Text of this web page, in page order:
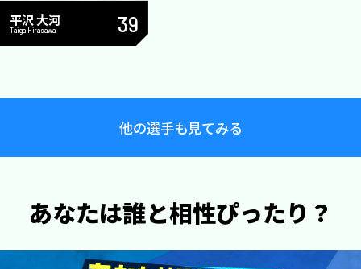
平沢 大河
Taiga Hirasawa 39
他の選手も見てみる
あなたは誰と相性ぴったり？